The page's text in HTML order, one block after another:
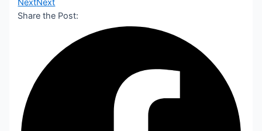
NextNext
Share the Post: